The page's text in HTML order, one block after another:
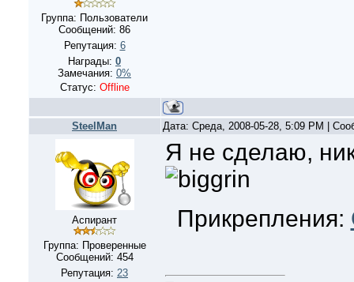
Группа: Пользователи
Сообщений: 86
Репутация: 6
Награды: 0
Замечания: 0%
Статус: Offline
SteelMan Дата: Среда, 2008-05-28, 5:09 PM |
Аспирант
Группа: Проверенные
Сообщений: 454
Репутация: 23
Я не сделаю,
Прикрепления: